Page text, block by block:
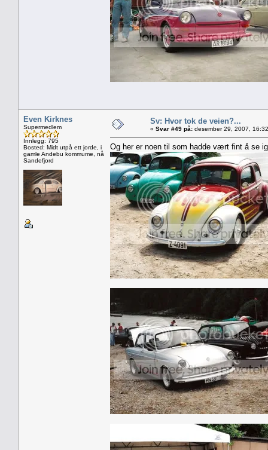
Even Kirknes
Supermedlem
Innlegg: 795
Bosted: Midt utpå ett jorde, i
gamle Andebu kommume, nå
Sandefjord
Sv: Hvor tok de veien?...
« Svar #49 på: desember 29, 2007,
Og her er noen til som hadde vært fint å se